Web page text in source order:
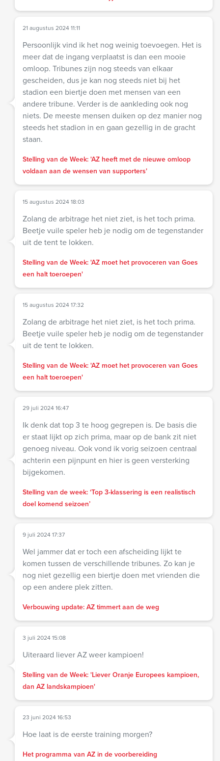
21 augustus 2024 11:11
Persoonlijk vind ik het nog weinig toevoegen. Het is
meer dat de ingang verplaatst is dan een mooie
omloop. Tribunes zijn nog steeds van elkaar
gescheiden, dus je kan nog steeds niet bij het
stadion een biertje doen met mensen van een
andere tribune. Verder is de aankleding ook nog
niets. De meeste mensen duiken op dez manier nog
steeds het stadion in en gaan gezellig in de gracht
staan.
Stelling van de Week: 'AZ heeft met de nieuwe omloop
voldaan aan de wensen van supporters'
15 augustus 2024 18:03
Zolang de arbitrage het niet ziet, is het toch prima.
Beetje vuile speler heb je nodig om de tegenstander
uit de tent te lokken.
Stelling van de Week: 'AZ moet het provoceren van Goes
een halt toeroepen'
15 augustus 2024 17:32
Zolang de arbitrage het niet ziet, is het toch prima.
Beetje vuile speler heb je nodig om de tegenstander
uit de tent te lokken.
Stelling van de Week: 'AZ moet het provoceren van Goes
een halt toeroepen'
29 juli 2024 16:47
Ik denk dat top 3 te hoog gegrepen is. De basis die
er staat lijkt op zich prima, maar op de bank zit niet
genoeg niveau. Ook vond ik vorig seizoen centraal
achterin een pijnpunt en hier is geen versterking
bijgekomen.
Stelling van de week: ‘Top 3-klassering is een realistisch
doel komend seizoen’
9 juli 2024 17:37
Wel jammer dat er toch een afscheiding lijkt te
komen tussen de verschillende tribunes. Zo kan je
nog niet gezellig een biertje doen met vrienden die
op een andere plek zitten.
Verbouwing update: AZ timmert aan de weg
3 juli 2024 15:08
Uiteraard liever AZ weer kampioen!
Stelling van de Week: 'Liever Oranje Europees kampioen,
dan AZ landskampioen'
23 juni 2024 16:53
Hoe laat is de eerste training morgen?
Het programma van AZ in de voorbereiding